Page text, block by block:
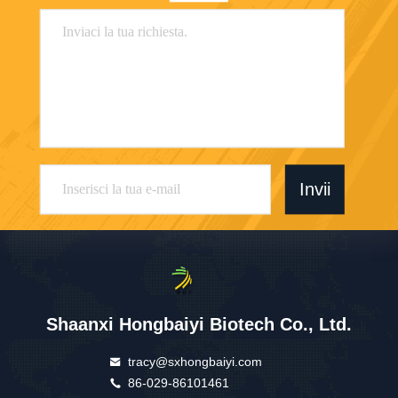
Invii
Shaanxi Hongbaiyi Biotech Co., Ltd.
tracy@sxhongbaiyi.com
86-029-86101461